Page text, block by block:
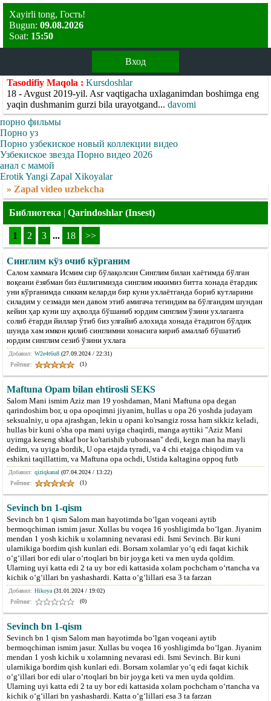
Xayirli tong, Гость!
Bugun: 09.08.2026
Soat: 15:50
Вход
Tasodifiy Maqola : Kursdoshlar
18 - Avgust 2019-yil. Asr vaqtigacha uxlaganimdan boshimga eng
yaqin dushmanim gurzi bila urayotgand... davomi
порно фильмы
Порно уз
Порно узбекиское новый коллекции видео
Узбекиское звезда Порно видео 2026
анал с мамой
Erotik Yangi Zapal Xikoyalar
» Zapal video uzbekcha
Библиотека | Qarindoshlar (Insest)
1 2 3 ... 18 >>
Синглим кўз очиб кўрганим
Салом хаммага Исмим сир бўлақолсин Синглим билан хаётимда бўлган
воқеани ёзябман биз ёшлигимизда синглим иккимиз битта хонада ётардик
уни кўрганимда сикким келарди бир куни ухлаётганда бориб кутларини
силадим у сезмади мен давом этиб амигача тегиндим ва бўлгандим шундан
кейин ҳар куни шу аҳволда бўшаниб юрдим синглим ўзини ухлаганга
солиб ётарди йиллар ўтиб биз улғайиб алохида хонада ётадигон бўлдик
шунда хам имкон қилиб синглимни хонасига кириб амаллаб бўшатиб
юрдим синглим сезиб ўзини ухлага
Добавил: W2e4t6u8 (27.09.2024 / 22:31)
Рейтинг:
(1)
Maftuna Opam bilan ehtirosli SEKS
Salom Mani ismim Aziz man 19 yoshdaman, Mani Maftuna opa degan
qarindoshim bor, u opa opoqimni jiyanim, hullas u opa 26 yoshda judayam
seksualniy, u opa ajrashgan, lekin u opani ko'rsangiz rossa ham sikkiz keladi,
hullas bir kuni o'sha opa mani uyiga chaqirdi, manga ayttiki "Aziz Mani
uyimga keseng shkaf bor ko'tarishib yuborasan" dedi, kegn man ha mayli
dedim, va uyiga bordik, U opa etajda tyradi, va 4 chi etajga chiqodim va
eshikni taqillattim, va Maftuna opa ochdi, Ustida kaltagina oppoq futb
Добавил: qiziqkanal (07.04.2024 / 13:22)
Рейтинг:
(1)
Sevinch bn 1-qism
Sevinch bn 1 qism Salom man hayotimda boʻlgan voqeani aytib
bermoqchiman ismim jasur. Xullas bu voqea 16 yoshligimda boʻlgan. Jiyanim
mendan 1 yosh kichik u xolamning nevarasi edi. Ismi Sevinch. Bir kuni
ularnikiga bordim qish kunlari edi. Borsam xolamlar yoʻq edi faqat kichik
oʻgʻillari bor edi ular oʻrtoqlari bn bir joyga keti va men uyda qoldim.
Ularning uyi katta edi 2 ta uy bor edi kattasida xolam pochcham oʻrtancha va
kichik oʻgʻillari bn yashashardi. Katta oʻgʻlillari esa 3 ta farzan
Добавил: Hikoya (31.01.2024 / 19:02)
Рейтинг:
(0)
Sevinch bn 1-qism
Sevinch bn 1 qism Salom man hayotimda boʻlgan voqeani aytib
bermoqchiman ismim jasur. Xullas bu voqea 16 yoshligimda boʻlgan. Jiyanim
mendan 1 yosh kichik u xolamning nevarasi edi. Ismi Sevinch. Bir kuni
ularnikiga bordim qish kunlari edi. Borsam xolamlar yoʻq edi faqat kichik
oʻgʻillari bor edi ular oʻrtoqlari bn bir joyga keti va men uyda qoldim.
Ularning uyi katta edi 2 ta uy bor edi kattasida xolam pochcham oʻrtancha va
kichik oʻgʻillari bn yashashardi. Katta oʻgʻlillari esa 3 ta farzan